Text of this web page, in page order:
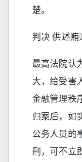
楚。
判决 供述贿
最高法院认
大，给受害
金融管理秩
归案后，如
公务人员的
刑，可不立